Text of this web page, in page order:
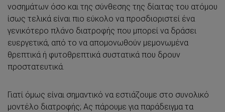
νοσημάτων όσο και της σύνθεσης της δίαιτας του ατόμου
ίσως τελικά είναι πιο εύκολο να προσδιοριστεί ένα
γενικότερο πλάνο διατροφής που μπορεί να δράσει
ευεργετικά, από το να απομονωθούν μεμονωμένα
θρεπτικά ή φυτοθρεπτικά συστατικά που δρουν
προστατευτικά.
Γιατί όμως είναι σημαντικό να εστιάζουμε στο συνολικό
μοντέλο διατροφής; Ας πάρουμε για παράδειγμα τα